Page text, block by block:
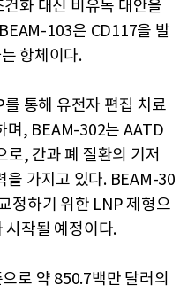
화 대신 비유독 대안을
103은 CD117을 발
항체이다.
통해 유전자 편집 치료
며, BEAM-302는 AATD
로, 간과 폐 질환의 기저
을 가지고 있다. BEAM-30
정하기 위한 LNP 제형으
시작될 예정이다.
로 약 850.7백만 달러의